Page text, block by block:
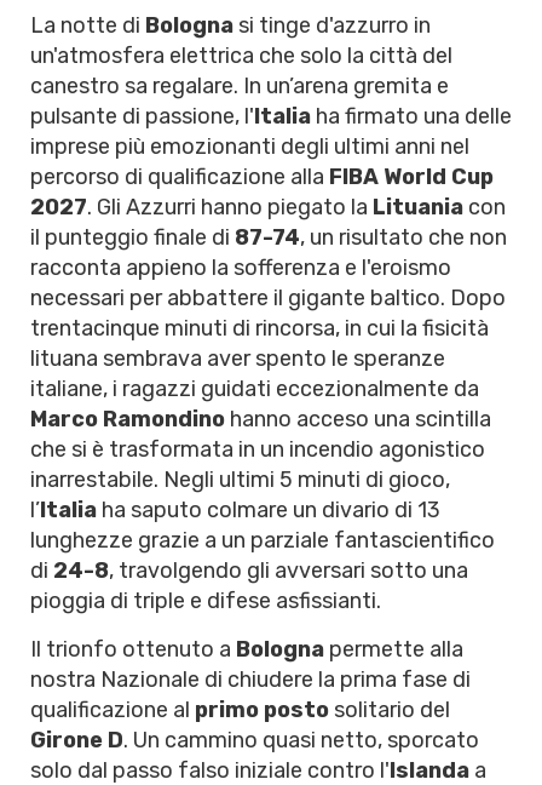
La notte di Bologna si tinge d'azzurro in
un'atmosfera elettrica che solo la città del
canestro sa regalare. In un’arena gremita e
pulsante di passione, l'Italia ha firmato una delle
imprese più emozionanti degli ultimi anni nel
percorso di qualificazione alla FIBA World Cup
2027. Gli Azzurri hanno piegato la Lituania con
il punteggio finale di 87-74, un risultato che non
racconta appieno la sofferenza e l'eroismo
necessari per abbattere il gigante baltico. Dopo
trentacinque minuti di rincorsa, in cui la fisicità
lituana sembrava aver spento le speranze
italiane, i ragazzi guidati eccezionalmente da
Marco Ramondino hanno acceso una scintilla
che si è trasformata in un incendio agonistico
inarrestabile. Negli ultimi 5 minuti di gioco,
l’Italia ha saputo colmare un divario di 13
lunghezze grazie a un parziale fantascientifico
di 24-8, travolgendo gli avversari sotto una
pioggia di triple e difese asfissianti.
Il trionfo ottenuto a Bologna permette alla
nostra Nazionale di chiudere la prima fase di
qualificazione al primo posto solitario del
Girone D. Un cammino quasi netto, sporcato
solo dal passo falso iniziale contro l'Islanda a